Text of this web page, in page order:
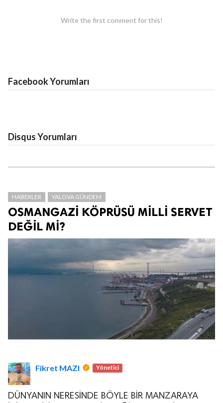
Write the first comment for this!
Facebook Yorumları
Disqus Yorumları
HABERLER YALOVA GÜNDEM
OSMANGAZİ KÖPRÜSÜ MİLLİ SERVET
DEĞİL Mİ?
Fikret MAZI Yönetici
DÜNYANIN NERESİNDE BÖYLE BİR MANZARAYA